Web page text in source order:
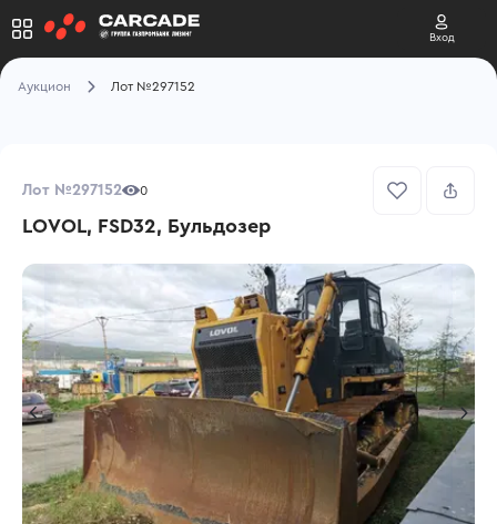
Вход
Аукцион Лот №297152
Лот №297152 0
LOVOL, FSD32, Бульдозер